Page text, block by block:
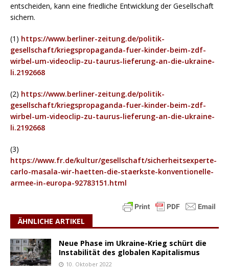
entscheiden, kann eine friedliche Entwicklung der Gesellschaft
sichern.
(1) https://www.berliner-zeitung.de/politik-
gesellschaft/kriegspropaganda-fuer-kinder-beim-zdf-
wirbel-um-videoclip-zu-taurus-lieferung-an-die-ukraine-
li.2192668
(2) https://www.berliner-zeitung.de/politik-
gesellschaft/kriegspropaganda-fuer-kinder-beim-zdf-
wirbel-um-videoclip-zu-taurus-lieferung-an-die-ukraine-
li.2192668
(3)
https://www.fr.de/kultur/gesellschaft/sicherheitsexperte-
carlo-masala-wir-haetten-die-staerkste-konventionelle-
armee-in-europa-92783151.html
ÄHNLICHE ARTIKEL
Neue Phase im Ukraine-Krieg schürt die
Instabilität des globalen Kapitalismus
10. Oktober 2022